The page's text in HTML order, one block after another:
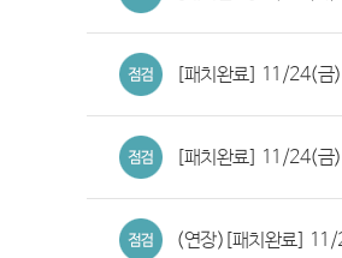
[패치완료] 11/24(금
[패치완료] 11/24(
(연장)[패치완료]